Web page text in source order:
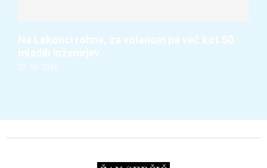
Na Lakonci rohne, za volanom pa več kot 50
mladih inženirjev
07. 08. 2026